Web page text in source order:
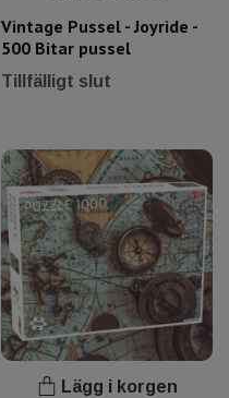
Vintage Pussel - Joyride -
500 Bitar pussel
Tillfälligt slut
Lägg i korgen